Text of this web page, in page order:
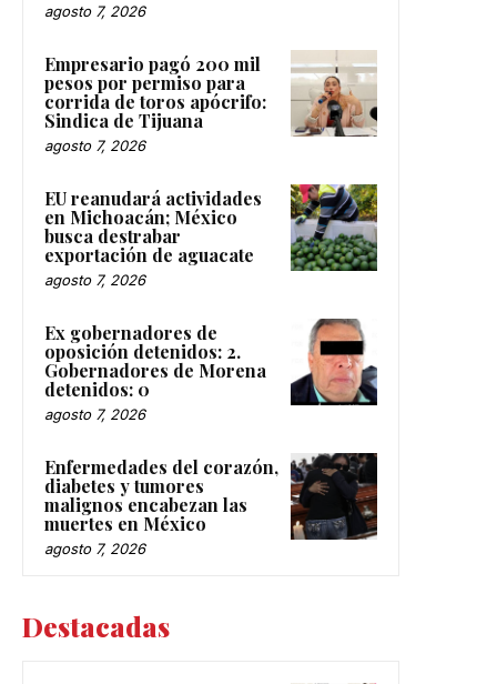
agosto 7, 2026
Empresario pagó 200 mil
pesos por permiso para
corrida de toros apócrifo:
Sindica de Tijuana
agosto 7, 2026
EU reanudará actividades
en Michoacán; México
busca destrabar
exportación de aguacate
agosto 7, 2026
Ex gobernadores de
oposición detenidos: 2.
Gobernadores de Morena
detenidos: 0
agosto 7, 2026
Enfermedades del corazón,
diabetes y tumores
malignos encabezan las
muertes en México
agosto 7, 2026
Destacadas